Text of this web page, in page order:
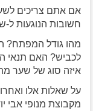
אם אתם צריכים
חשובות הנוגעות ל-
מהו גודל המפתח?
לכביש? האם
איזה סוג של שער
על שאלות אלו
מקבוצת מנופי אבי